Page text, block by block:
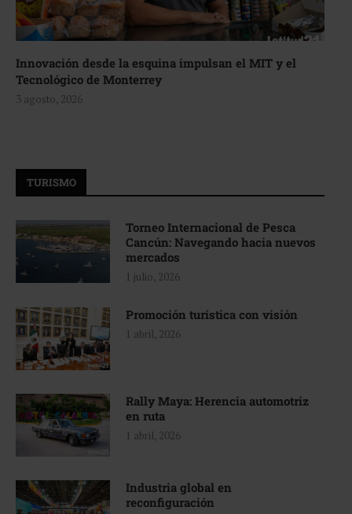
Innovación desde la esquina impulsan el MIT y el
Tecnológico de Monterrey
3 agosto, 2026
TURISMO
Torneo Internacional de Pesca
Cancún: Navegando hacia nuevos
mercados
1 julio, 2026
Promoción turística con visión
1 abril, 2026
Rally Maya: Herencia automotriz
en ruta
1 abril, 2026
Industria global en
reconfiguración